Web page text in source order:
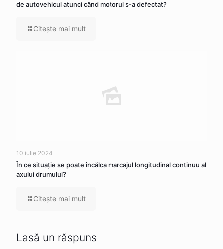
de autovehicul atunci când motorul s-a defectat?
Citeşte mai mult
10 iulie 2024
În ce situaţie se poate încălca marcajul longitudinal continuu al
axului drumului?
Citeşte mai mult
Lasă un răspuns